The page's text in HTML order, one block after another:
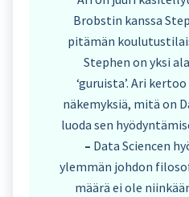
Brobstin kanssa
pitämän
Stephen on yksi
‘guruista’. Ari
näkemyksiä, mitä on
luoda sen
– Data Sciencen
ylemmän johdon
määrä ei ole